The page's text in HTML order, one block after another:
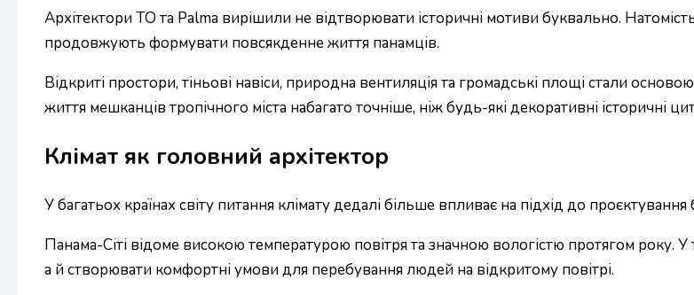
Архітектори TO та Palma вирішили не відтворювати історичні мотиви буквально.
продовжують формувати повсякденне життя панамців.
Відкриті простори, тіньові навіси, природна вентиляція та громадські площі стали
життя мешканців тропічного міста набагато точніше, ніж будь-які декоративні історичні
Клімат як головний архітектор
У багатьох країнах світу питання клімату дедалі більше впливає на підхід до проєктування
Панама-Сіті відоме високою температурою повітря та значною вологістю протягом року.
а й створювати комфортні умови для перебування людей на відкритому повітрі.